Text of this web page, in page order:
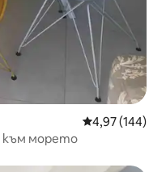
Средна
4,97 (144)
към морето